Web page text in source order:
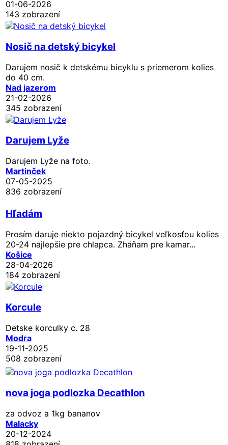
01-06-2026
143 zobrazení
Nosič na detský bicykel
Darujem nosič k detskému bicyklu s priemerom kolies
do 40 cm.
Nad jazerom
21-02-2026
345 zobrazení
Darujem Lyže
Darujem Lyže na foto.
Martinček
07-05-2025
836 zobrazení
Hľadám
Prosím daruje niekto pojazdný bicykel veľkosťou kolies
20-24 najlepšie pre chlapca. Zháňam pre kamar...
Košice
28-04-2026
184 zobrazení
Korcule
Detske korculky c. 28
Modra
19-11-2025
508 zobrazení
nova joga podlozka Decathlon
za odvoz a 1kg bananov
Malacky
20-12-2024